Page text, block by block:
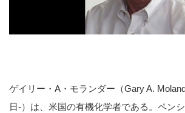
ゲイリー・A・モランダー（Gary A.
日-）は、米国の有機化学者である。ペン